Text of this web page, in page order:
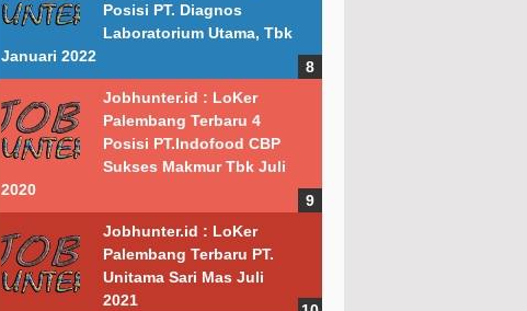
Posisi PT. Diagnos
Laboratorium Utama, Tbk
Januari 2022
Jobhunter.id : LoKer
Palembang Terbaru 4
Posisi PT.Indofood CBP
Sukses Makmur Tbk Juli
2020
Jobhunter.id : LoKer
Palembang Terbaru PT.
Unitama Sari Mas Juli
2021